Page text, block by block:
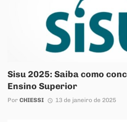
Sisu 2025: Saiba como
Ensino Superior
Por CHIESSI 13 de janeiro de 2025